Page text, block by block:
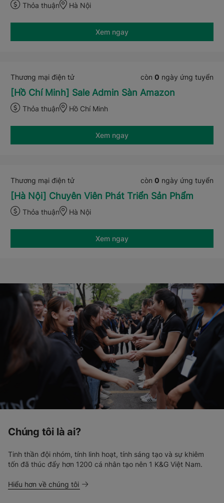
Thỏa thuận Hà Nội
Xem ngay
Thương mại điện tử còn 0 ngày ứng tuyển
[Hồ Chí Minh] Sale Admin Sàn Amazon
Thỏa thuận Hồ Chí Minh
Xem ngay
Thương mại điện tử còn 0 ngày ứng tuyển
[Hà Nội] Chuyên Viên Phát Triển Sản Phẩm
Thỏa thuận Hà Nội
Xem ngay
Chúng tôi là ai?
Tinh thần đội nhóm, tính linh hoạt, tính sáng tạo và sự khiêm
tốn đã thúc đẩy hơn 1200 cá nhân tạo nên 1 K&G Việt Nam.
Hiểu hơn về chúng tôi